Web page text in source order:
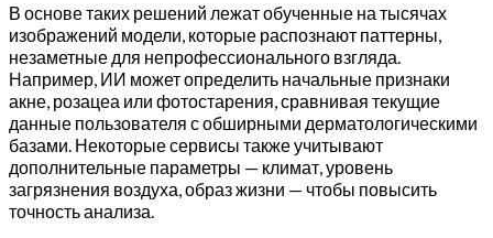
В основе таких решений лежат обученные на тысячах
изображений модели, которые распознают паттерны,
незаметные для непрофессионального взгляда.
Например, ИИ может определить начальные признаки
акне, розацеа или фотостарения, сравнивая текущие
данные пользователя с обширными дерматологическими
базами. Некоторые сервисы также учитывают
дополнительные параметры — климат, уровень
загрязнения воздуха, образ жизни — чтобы повысить
точность анализа.